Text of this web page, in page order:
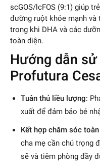
scGOS/lcFOS (9:1) giúp
đường ruột khỏe mạnh và
trong khi DHA và các
toàn diện.
Hướng dẫn
Profutura
Tuân thủ liều lượng:
xuất để đảm bảo bé
Kết hợp chăm sóc
cha mẹ cần chú trọng
sẽ và tiêm phòng đầy